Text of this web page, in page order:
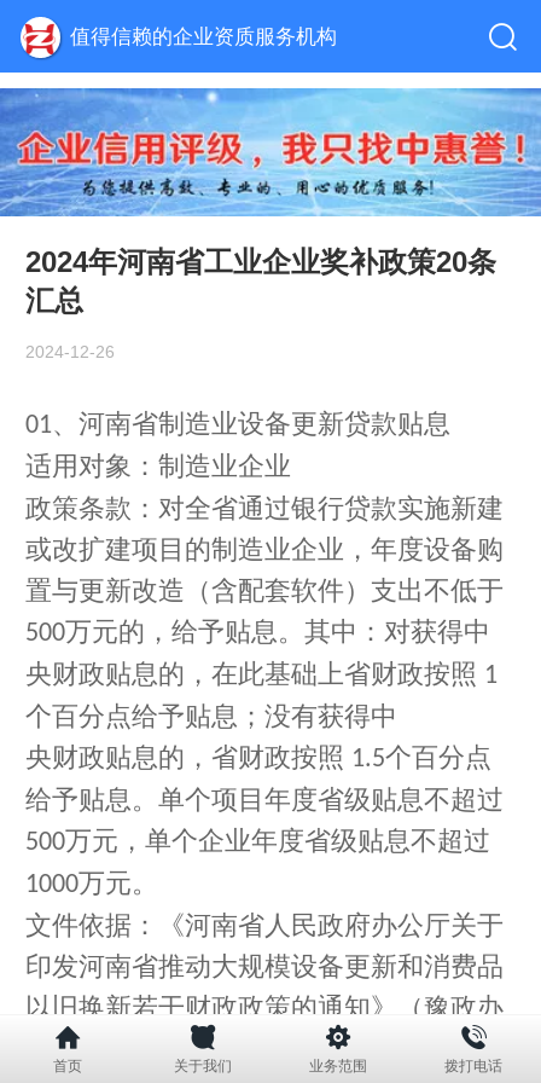
值得信赖的企业资质服务机构
2024年河南省工业企业奖补政策20条
汇总
2024-12-26
01、 河南省制造业设备更新贷款贴息
适用对象：制造业企业
政策条款：对全省通过银行贷款实施新建
或改扩建项目的制造业企业，年度设备购
置与更新改造（含配套软件）支出不低于
500万元的，给予贴息。其中：对获得中
央财政贴息的，在此基础上省财政按照 1
个百分点给予贴息；没有获得中
央财政贴息的，省财政按照 1.5个百分点
给予贴息。单个项目年度省级贴息不超过
500万元，单个企业年度省级贴息不超过
1000万元。
文件依据：《河南省人民政府办公厅关于
印发河南省推动大规模设备更新和消费品
以旧换新若干财政政策的通知》（豫政办
2024 号）
首页 关于我们 业务范围 拨打电话